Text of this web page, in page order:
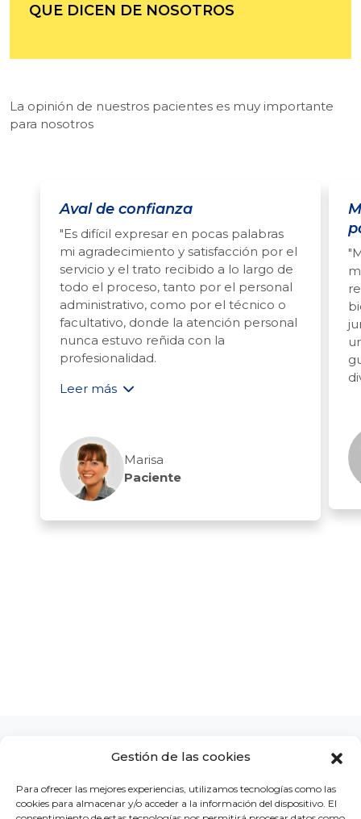
Gestión de las cookies
Para ofrecer las mejores experiencias, utilizamos tecnologías como las
cookies para almacenar y/o acceder a la información del dispositivo. El
QUE DICEN DE NOSOTROS
La opinión de nuestros pacientes es muy importante
para nosotros
Aval de confianza
"Es difícil expresar en pocas palabras
mi agradecimiento y satisfacción por el
servicio y el trato recibido a lo largo de
todo el proceso, tanto por el personal
administrativo, como por el técnico o
facultativo, donde la atención personal
nunca estuvo reñida con la
profesionalidad.
Leer más
Marisa
Paciente
LA CLÍNICA CONCURSOS BLOG CONTACTO